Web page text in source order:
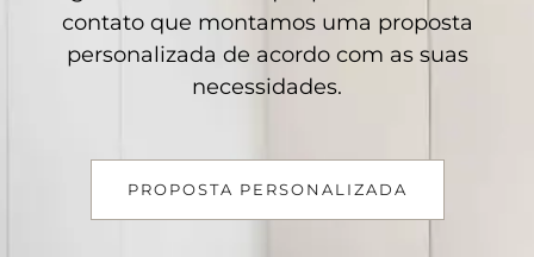
contato que montamos uma proposta
personalizada de acordo com as suas
necessidades.
PROPOSTA PERSONALIZADA